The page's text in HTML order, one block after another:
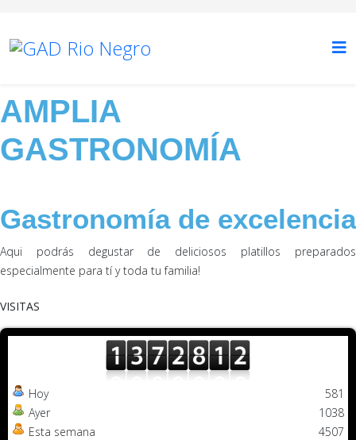
AMPLIA
GASTRONOMÍA
Gastronomía de excelencia
Aqui podrás degustar de deliciosos platillos preparados
especialmente para tí y toda tu familia!
VISITAS
Hoy
Ayer
Esta semana
581
1038
4507